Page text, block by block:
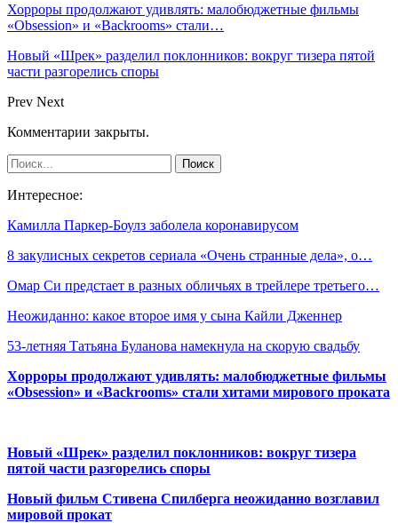
Хорроры продолжают удивлять: малобюджетные фильмы
«Obsession» и «Backrooms» стали…
Новый «Шрек» разделил поклонников: вокруг тизера пятой
части разгорелись споры
Prev Next
Комментарии закрыты.
Интересное:
Камилла Паркер-Боулз заболела коронавирусом
8 закулисных секретов сериала «Очень странные дела», о…
Омар Си предстает в разных обличьях в трейлере третьего…
Неожиданно: какое второе имя у сына Кайли Дженнер
53-летняя Татьяна Буланова намекнула на скорую свадьбу
Хорроры продолжают удивлять: малобюджетные фильмы
«Obsession» и «Backrooms» стали хитами мирового проката
Новый «Шрек» разделил поклонников: вокруг тизера
пятой части разгорелись споры
Новый фильм Стивена Спилберга неожиданно возглавил
мировой прокат